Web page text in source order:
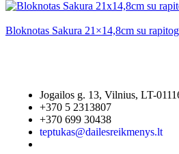
Bloknotas Sakura 21×14,8cm su
Jogailos g. 13, Vilnius, LT-
+370 5 2313807
+370 699 30438
teptukas@dailesreikmenys.lt